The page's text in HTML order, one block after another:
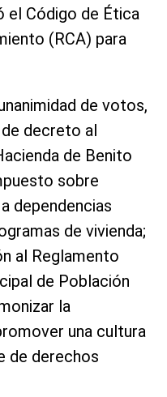
el Código de Ética
(RCA) para
de votos,
decreto al
de Benito
sobre
dependencias
de vivienda;
al Reglamento
de Población
la
una cultura
de derechos